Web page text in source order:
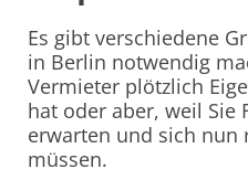
Es gibt verschiedene
in Berlin notwendig
Vermieter plötzlich
hat oder aber, weil Sie
erwarten und sich nun
müssen.